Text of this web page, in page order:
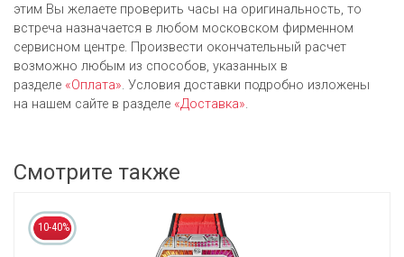
этим Вы желаете проверить часы на оригинальность, то
встреча назначается в любом московском фирменном
сервисном центре. Произвести окончательный расчет
возможно любым из cпособов, указанных в
разделе «Оплата». Условия доставки подробно изложены
на нашем сайте в разделе «Доставка».
Смотрите также
10-40%